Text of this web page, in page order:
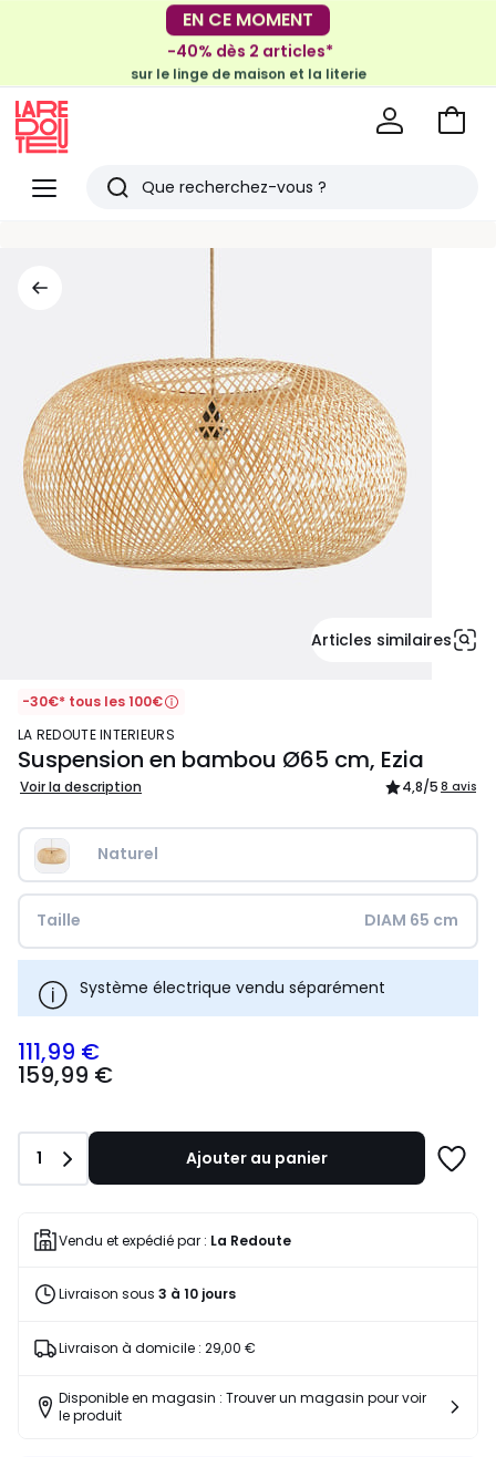
-30€ tous les 100€*
sur le meuble & la déco
EN CE MOMENT
-40% dès 2 articles*
sur le linge de maison et la literie
Menu
Redoute
Rechercher
Voir
Articles similaires
-30€* tous les 100€
LA REDOUTE INTERIEURS
Suspension en bambou Ø65 cm, Ezia
Voir la description 4,8/5 8 avis
Naturel
Taille DIAM 65 cm
Système électrique vendu séparément
159,99
€
programme
pour
111,99
111,99 €
159,99 €
Quantité
1 Ajouter au panier
Vendu et expédié par : La Redoute
Livraison sous 3 à 10 jours
Livraison à domicile : 29,00 €
Disponible en magasin : Trouver un magasin pour voir
le produit